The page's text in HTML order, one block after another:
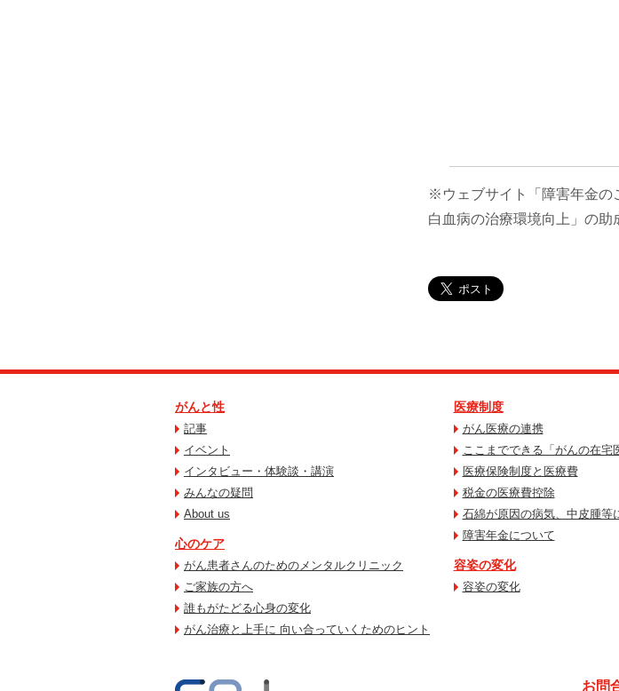
※ウェブサイト「障害年金の
白血病の治療環境向上」の助
がんと性
記事
イベント
インタビュー・体験談・講演
みんなの疑問
About us
心のケア
がん患者さんのためのメンタルクリニック
ご家族の方へ
誰もがたどる心身の変化
がん治療と上手に 向い合っていくためのヒント
医療制度
がん医療の連携
ここまでできる「がんの在宅
医療保険制度と医療費
税金の医療費控除
石綿が原因の病気、中皮腫等
障害年金について
容姿の変化
容姿の変化
お問